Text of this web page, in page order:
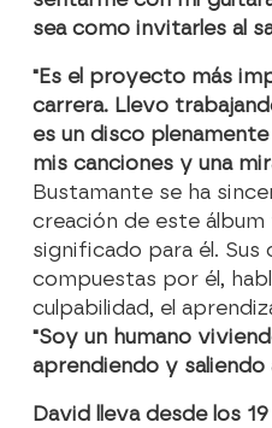
sea como invitarles al
"Es el proyecto más
carrera. Llevo
es un disco
mis canciones y una
Bustamante se ha
creación de este
significado para él. Sus
compuestas por él,
culpabilidad, el
"Soy un humano
aprendiendo y saliendo
David lleva desde los